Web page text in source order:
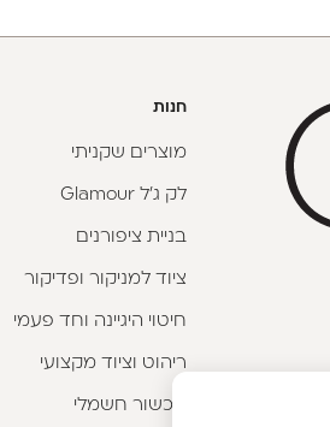
חנות
מוצרים שקניתי
לק ג'ל Glamour
בניית ציפורנים
ציוד למניקור ופדיקור
חיטוי היגיינה וחד פעמי
ריהוט וציוד מקצועי
מכשור חשמלי